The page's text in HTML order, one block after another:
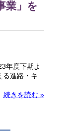
業」を
年度下期よ
る進路・キ
続きを読む »